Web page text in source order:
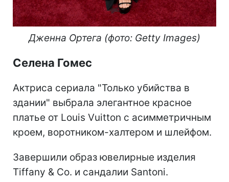
Дженна Ортега (фото: Getty Images)
Селена Гомес
Актриса сериала "Только убийства в
здании" выбрала элегантное красное
платье от Louis Vuitton с асимметричным
кроем, воротником-халтером и шлейфом.
Завершили образ ювелирные изделия
Tiffany & Co. и сандалии Santoni.